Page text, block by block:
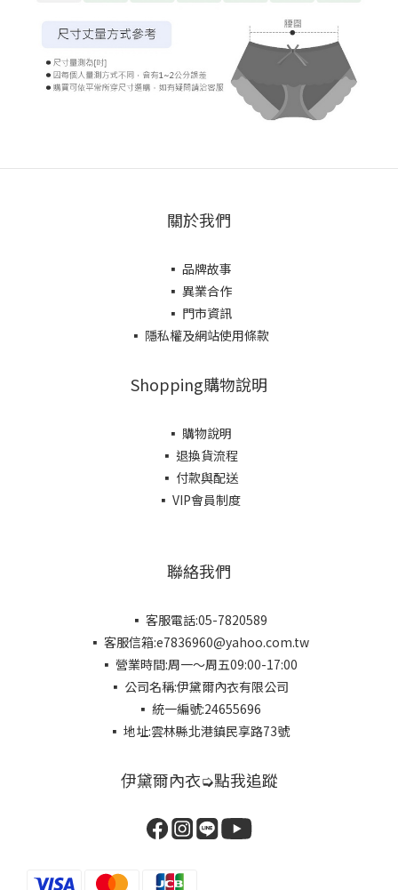
關於我們
▪ 品牌故事
▪ 異業合作
▪ 門市資訊
▪ 隱私權及網站使用條款
Shopping購物說明
▪ 購物說明
▪ 退換貨流程
▪ 付款與配送
▪ VIP會員制度
聯絡我們
▪ 客服電話:05-7820589
▪ 客服信箱:e7836960@yahoo.com.tw
▪ 營業時間:周一～周五09:00-17:00
▪ 公司名稱:伊黛爾內衣有限公司
▪ 統一編號:24655696
▪ 地址:雲林縣北港鎮民享路73號
伊黛爾內衣➭點我追蹤